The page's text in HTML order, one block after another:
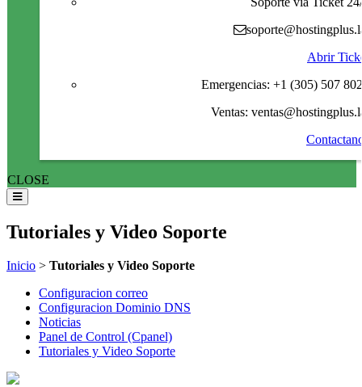
Abrir
Emergencias: +1 (305) 507
Ventas:
CLOSE
Tutoriales y Video Soporte
Inicio > Tutoriales y Video Soporte
Configuracion correo
Configuracion Dominio DNS
Noticias
Panel de Control (Cpanel)
Tutoriales y Video Soporte